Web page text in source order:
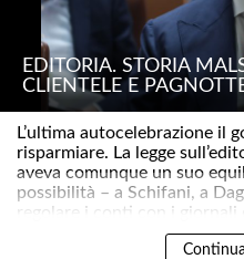
EDITORIA. STORIA
CLIENTELE E
L’ultima autocelebrazione il
risparmiare. La legge
aveva comunque un suo
possibilità – a Schifani, a
regolare i conti con i giornali